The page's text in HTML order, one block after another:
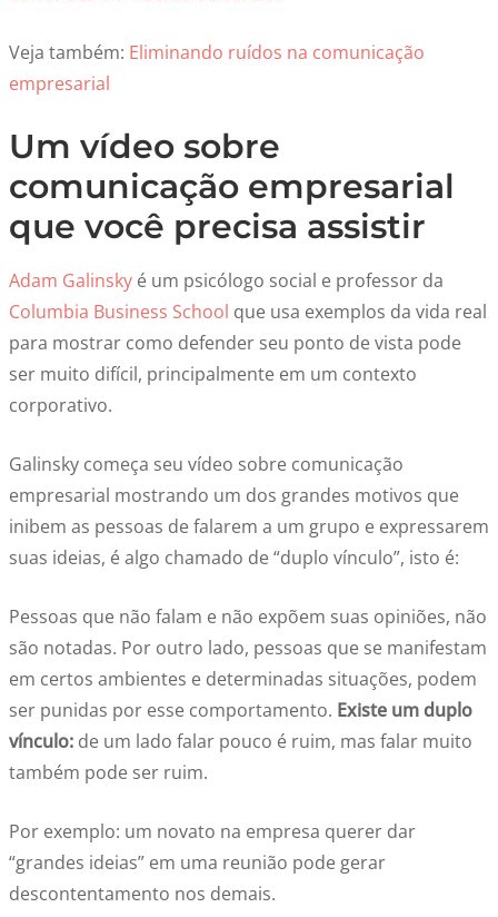
Veja também: Eliminando ruídos na comunicação
empresarial
Um vídeo sobre
comunicação empresarial
que você precisa assistir
Adam Galinsky é um psicólogo social e professor da
Columbia Business School que usa exemplos da vida real
para mostrar como defender seu ponto de vista pode
ser muito difícil, principalmente em um contexto
corporativo.
Galinsky começa seu vídeo sobre comunicação
empresarial mostrando um dos grandes motivos que
inibem as pessoas de falarem a um grupo e expressarem
suas ideias, é algo chamado de “duplo vínculo”, isto é:
Pessoas que não falam e não expõem suas opiniões, não
são notadas. Por outro lado, pessoas que se manifestam
em certos ambientes e determinadas situações, podem
ser punidas por esse comportamento. Existe um duplo
vínculo: de um lado falar pouco é ruim, mas falar muito
também pode ser ruim.
Por exemplo: um novato na empresa querer dar
“grandes ideias” em uma reunião pode gerar
descontentamento nos demais.